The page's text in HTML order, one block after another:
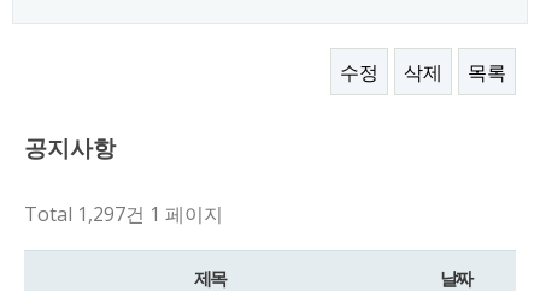
수정 삭제 목록
공지사항
Total 1,297건 1 페이지
제목 날짜